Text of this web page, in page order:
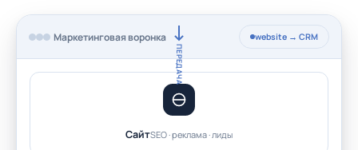
Маркетинговая воронка website → CRM
СайтSEO · реклама · лиды
ПЕРЕДАЧА